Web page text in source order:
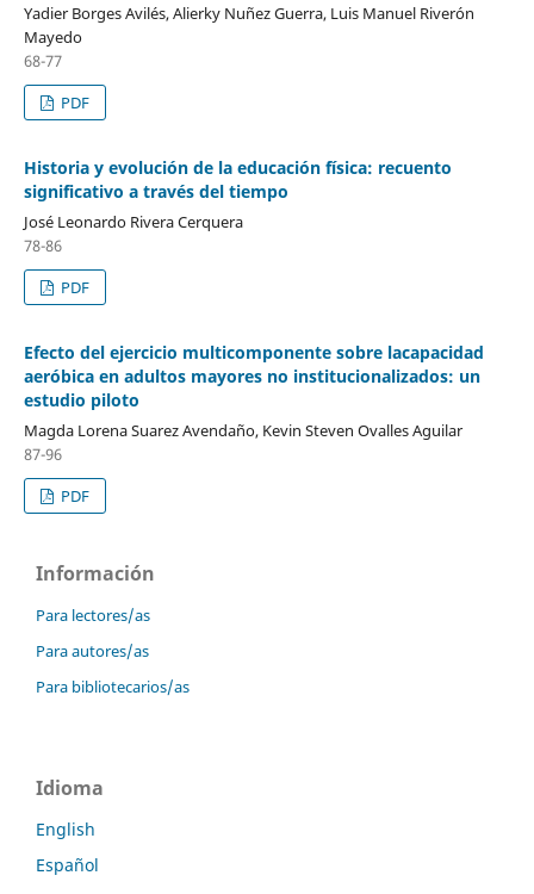
Yadier Borges Avilés, Alierky Nuñez Guerra, Luis Manuel Riverón
Mayedo
68-77
PDF
Historia y evolución de la educación física: recuento
significativo a través del tiempo
José Leonardo Rivera Cerquera
78-86
PDF
Efecto del ejercicio multicomponente sobre lacapacidad
aeróbica en adultos mayores no institucionalizados: un
estudio piloto
Magda Lorena Suarez Avendaño, Kevin Steven Ovalles Aguilar
87-96
PDF
Información
Para lectores/as
Para autores/as
Para bibliotecarios/as
Idioma
English
Español